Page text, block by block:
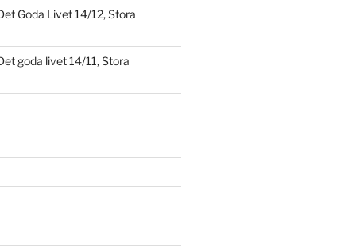
Goda Livet 14/12, Stora
goda livet 14/11, Stora